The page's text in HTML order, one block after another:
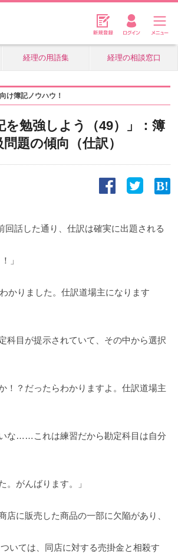
経理の用語集 経理の相談窓口
け簿記ノウハウ！
を勉強しよう（49）」：簿
題の傾向（仕訳）
回話した通り、仕訳は確実に出題される
」
かりました。仕訳道場主になります
科目が提示されていて、その中から選択
！？だったらわかりますよ。仕訳道場主
な……これは練習だから勘定科目は自分
。がんばります。」
店に販売した商品の一部に欠陥があり、
いては、同店に対する売掛金と相殺す